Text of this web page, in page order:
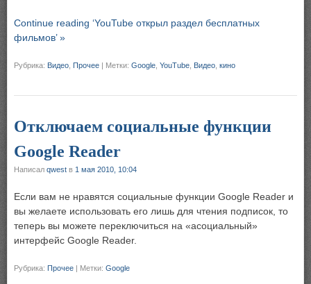
Continue reading ‘YouTube открыл раздел бесплатных
фильмов’ »
Рубрика: Видео Прочее | Метки: Google YouTube Видео кино
Отключаем социальные функции
Google Reader
Написал qwest в 1 мая 2010, 10:04
Если вам не нравятся социальные функции Google Reader и
вы желаете использовать его лишь для чтения подписок, то
теперь вы можете переключиться на «асоциальный»
интерфейс Google Reader.
Рубрика: Прочее | Метки: Google